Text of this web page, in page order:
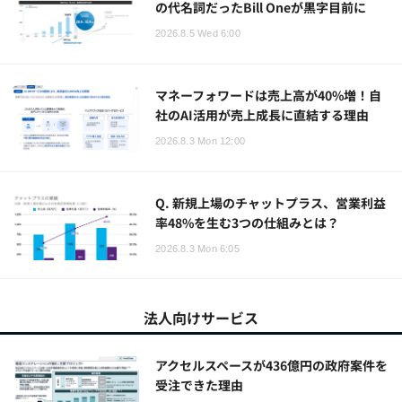
の代名詞だったBill Oneが黒字目前に
2026.8.5 Wed 6:00
マネーフォワードは売上高が40%増！自
社のAI活用が売上成長に直結する理由
2026.8.3 Mon 12:00
Q. 新規上場のチャットプラス、営業利益
率48%を生む3つの仕組みとは？
2026.8.3 Mon 6:05
法人向けサービス
アクセルスペースが436億円の政府案件を
受注できた理由